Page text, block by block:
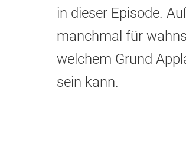
in dieser Episode.
manchmal für
welchem Grund
sein kann.